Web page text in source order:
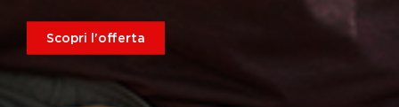
Scopri l'offerta